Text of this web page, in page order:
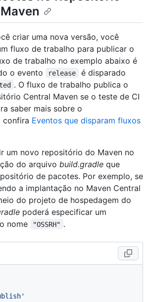
criar uma nova versão, você
fluxo de trabalho para publicar o
de trabalho no exemplo abaixo é
o evento
release
é disparado
. O fluxo de trabalho publica o
Central Maven se o teste de CI
saber mais sobre o
confira Eventos que disparam fluxos
um novo repositório do Maven no
do arquivo build.gradle que
de pacotes. Por exemplo, se
a implantação no Maven Central
do projeto de hospedagem do
poderá especificar um
nome
"OSSRH" .